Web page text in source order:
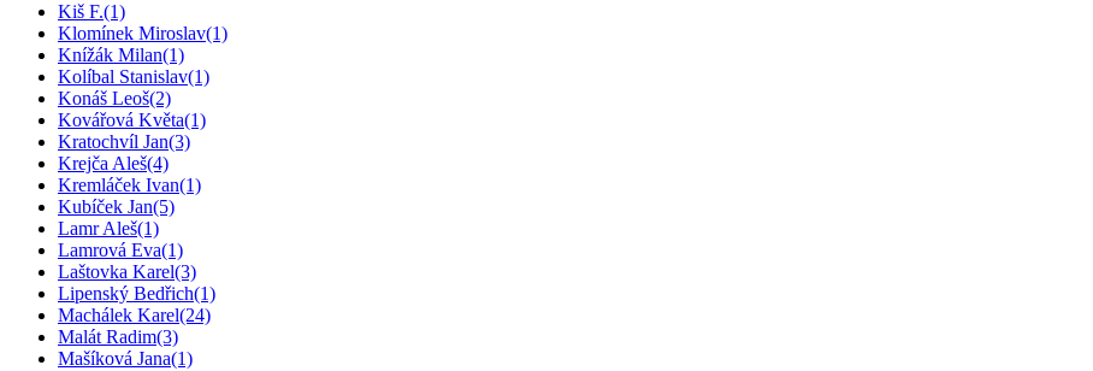
Kiš F.(1)
Klomínek Miroslav(1)
Knížák Milan(1)
Kolíbal Stanislav(1)
Konáš Leoš(2)
Kovářová Květa(1)
Kratochvíl Jan(3)
Krejča Aleš(4)
Kremláček Ivan(1)
Kubíček Jan(5)
Lamr Aleš(1)
Lamrová Eva(1)
Laštovka Karel(3)
Lipenský Bedřich(1)
Machálek Karel(24)
Malát Radim(3)
Mašíková Jana(1)